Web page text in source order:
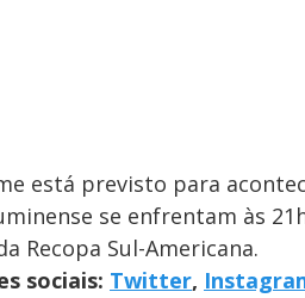
está previsto para
se enfrentam às
Recopa Sul-Americana.
sociais: Twitter,